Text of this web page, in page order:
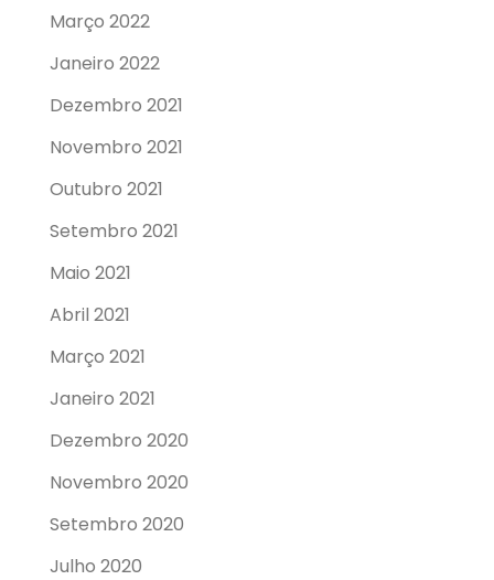
Março 2022
Janeiro 2022
Dezembro 2021
Novembro 2021
Outubro 2021
Setembro 2021
Maio 2021
Abril 2021
Março 2021
Janeiro 2021
Dezembro 2020
Novembro 2020
Setembro 2020
Julho 2020